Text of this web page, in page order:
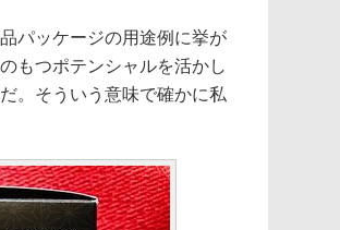
パッケージの用途例に挙が
もつポテンシャルを活かし
。そういう意味で確かに私